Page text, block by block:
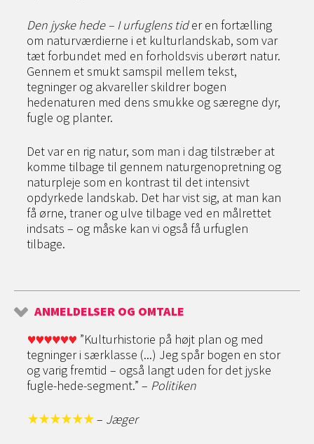
Den jyske hede – I urfuglens tider en fortælling
om naturværdierne i et kulturlandskab, som var
tæt forbundet med en forholdsvis uberørt natur.
Gennem et smukt samspil mellem tekst,
tegninger og akvareller skildrer bogen
hedenaturen med dens smukke og særegne dyr,
fugle og planter.
Det var en rig natur, som man i dag tilstræber at
komme tilbage til gennem naturgenopretning og
naturpleje som en kontrast til det intensivt
opdyrkede landskab. Det har vist sig, at man kan
få ørne, traner og ulve tilbage ved en målrettet
indsats – og måske kan vi også få urfuglen
tilbage.
ANMELDELSER OG OMTALE
”Kulturhistorie på højt plan og med
tegninger i særklasse (...) Jeg spår bogen en stor
og varig fremtid – også langt uden for det jyske
fugle-hede-segment.” – Politiken
– Jæger